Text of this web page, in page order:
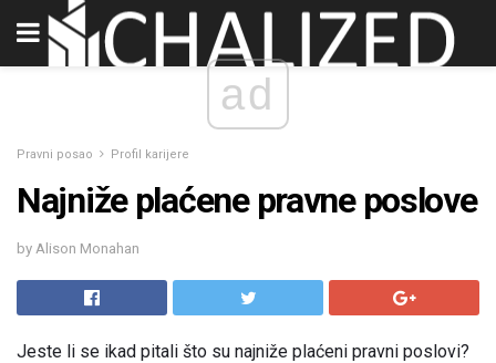
ad
Pravni posao Profil karijere
Najniže plaćene pravne poslove
by Alison Monahan
Jeste li se ikad pitali što su najniže plaćeni pravni poslovi?